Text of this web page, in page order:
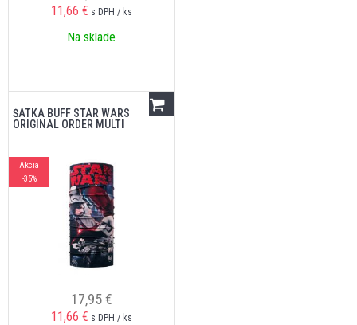
11,66 € s DPH / ks
Na sklade
ŠATKA BUFF STAR WARS
ORIGINAL ORDER MULTI
Akcia
-35%
17,95 €
11,66 € s DPH / ks